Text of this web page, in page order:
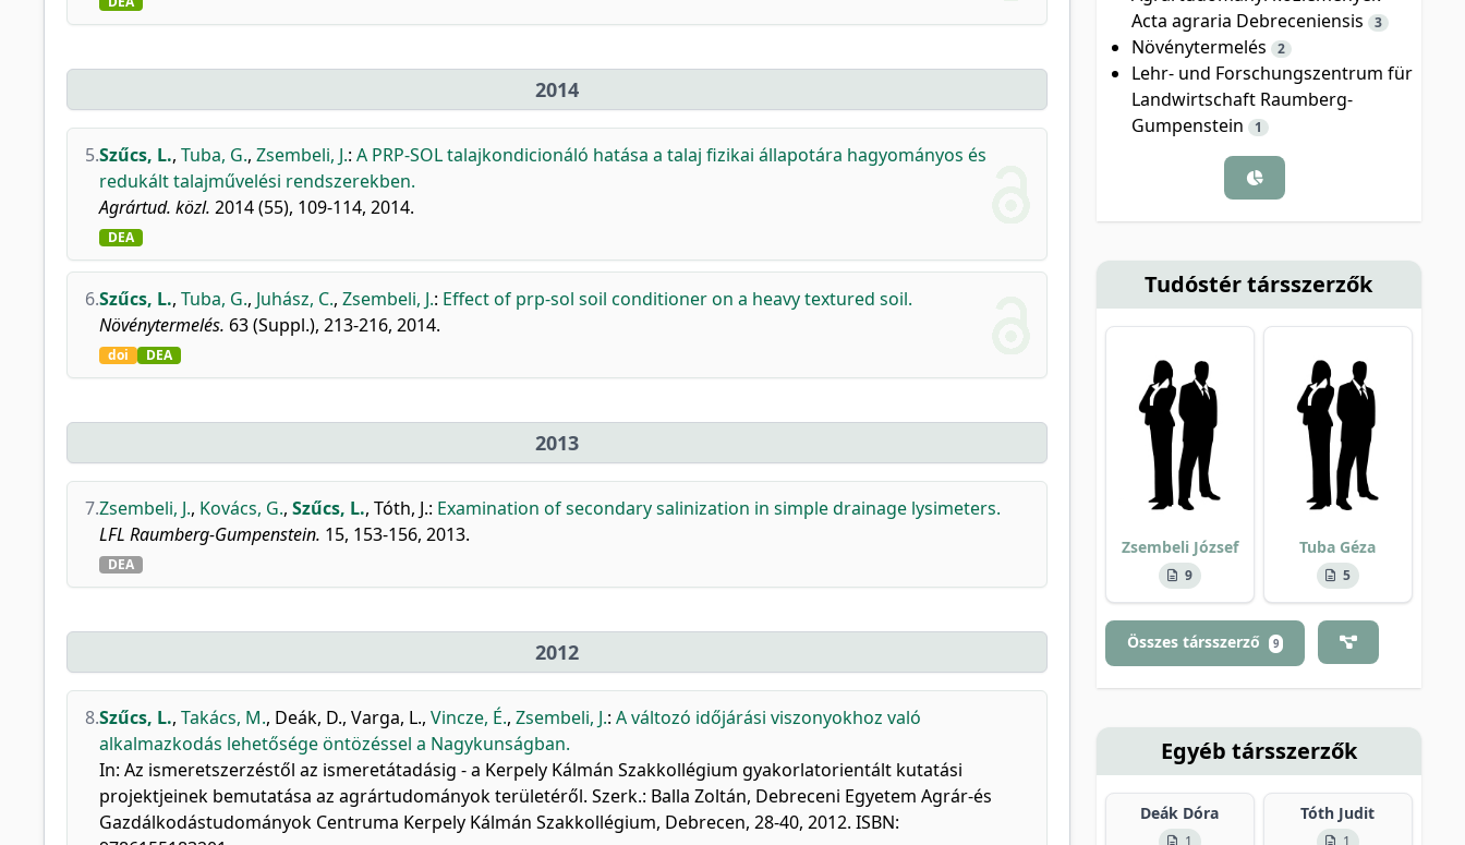
2014
5.Szűcs, L., Tuba, G., Zsembeli, J.: A PRP-SOL talajkondicionáló hatása a talaj fizikai állapotára hagyományos és
redukált talajművelési rendszerekben.
Agrártud. közl. 2014 (55), 109-114, 2014.
DEA
6.Szűcs, L., Tuba, G., Juhász, C., Zsembeli, J.: Effect of prp-sol soil conditioner on a heavy textured soil.
Növénytermelés. 63 (Suppl.), 213-216, 2014.
doi DEA
2013
7.Zsembeli, J., Kovács, G., Szűcs, L., Tóth, J.: Examination of secondary salinization in simple drainage lysimeters.
LFL Raumberg-Gumpenstein. 15, 153-156, 2013.
DEA
2012
8.Szűcs, L., Takács, M., Deák, D., Varga, L., Vincze, É., Zsembeli, J.: A változó időjárási viszonyokhoz való
alkalmazkodás lehetősége öntözéssel a Nagykunságban.
In: Az ismeretszerzéstől az ismeretátadásig - a Kerpely Kálmán Szakkollégium gyakorlatorientált kutatási
projektjeinek bemutatása az agrártudományok területéről. Szerk.: Balla Zoltán, Debreceni Egyetem Agrár-és
Gazdálkodástudományok Centruma Kerpely Kálmán Szakkollégium, Debrecen, 28-40, 2012. ISBN:
Acta agraria Debreceniensis
3
Növénytermelés 2
Lehr- und Forschungszentrum für
Landwirtschaft Raumberg-
Gumpenstein
1
Tudóstér társszerzők
Zsembeli József
9
Tuba Géza
5
Összes társszerző 9
Egyéb társszerzők
Deák Dóra
1
Tóth Judit
1